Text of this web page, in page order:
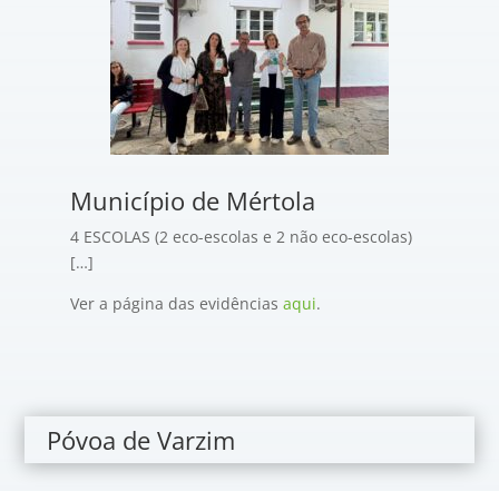
Município de Mértola
4 ESCOLAS (2 eco-escolas e 2 não eco-escolas)
[…]
Ver a página das evidências aqui.
Póvoa de Varzim